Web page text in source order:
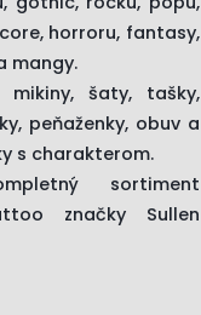
horroru, fantasy,
mangy.
mikiny, šaty, tašky,
peňaženky, obuv a
s charakterom.
sortiment
značky Sullen